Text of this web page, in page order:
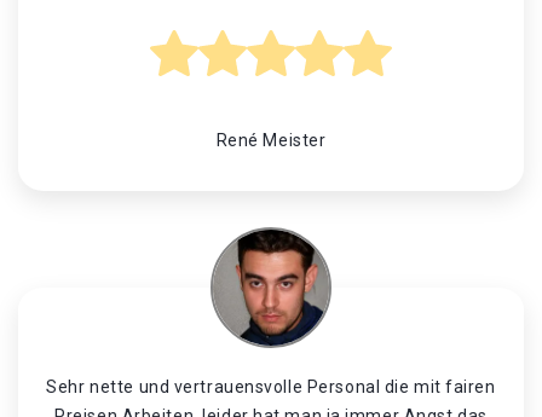
René Meister
Sehr nette und vertrauensvolle Personal die mit fairen